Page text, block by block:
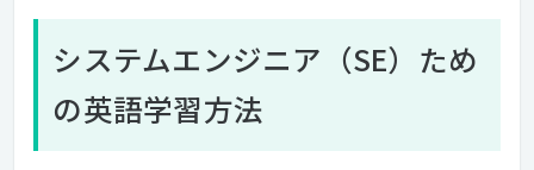
システムエンジニア（SE）ため
の英語学習方法